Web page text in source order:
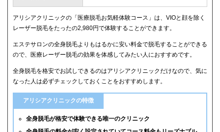
アリシアクリニックの「医療脱毛お気軽体験コース」は、VIOと顔を除く
レーザー脱毛をたったの2,980円で体験することができます。
エステサロンの全身脱毛よりもはるかに安い料金で脱毛することができる
ので、医療レーザー脱毛の効果を体感してみたい人におすすめです。
全身脱毛を格安でお試しできるのはアリシアクリニックだけなので、気に
なった人は必ずチェックしておくことをおすすめします。
アリシアクリニックの特徴
全身脱毛が格安で体験できる唯一のクリニック